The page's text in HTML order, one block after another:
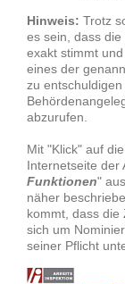
Hinweis: Trotz
es sein, dass
exakt stimmt
eines der
zu
abzurufen.
Mit "Klick" auf
Internetseite der
Funktionen"
näher
kommt, dass die
sich um
seiner Pflicht